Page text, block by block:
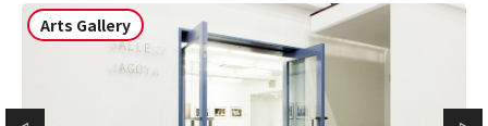
Arts Gallery